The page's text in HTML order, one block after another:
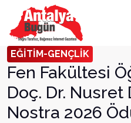
EĞİTİM-GENÇLİK
Fen Fakültesi
Doç. Dr. Nusret
Nostra 2026
Arama Yap!